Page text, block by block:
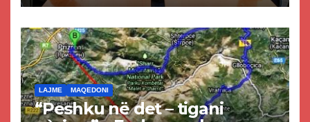
LAJME MAQEDONI
“Peshku në det – tigani